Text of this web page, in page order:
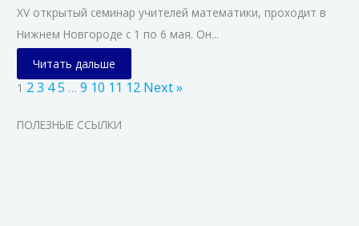
XV открытый семинар учителей математики, проходит в
Нижнем Новгороде с 1 по 6 мая. Он...
Читать дальше
1 23 45 … 9 10 11 12 Next »
ПОЛЕЗНЫЕ ССЫЛКИ